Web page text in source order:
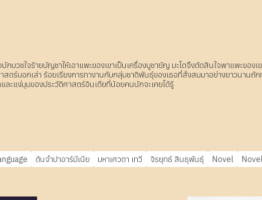
กบวชใจร้ายบัญชาให้เอาแพะของเขาเป็นเครื่องบูชายัญ มะโตจึงตัดสินใจพาแพะของ
สตร์บอกเล่า ร้อยเรียงการทางานกับกลุ่มชาติพันธุ์ของเธอที่สั่งสมมาอย่างยาวนานถัก
ละแง่มุมของประวัติศาสตร์อินเดียที่น้อยคนนักจะเคยได้รู้
ต้นจำปาอาร์มีเนีย มหาเศวตา เทวี จิรยุทธ์ สินธุพันธุ์ Novel